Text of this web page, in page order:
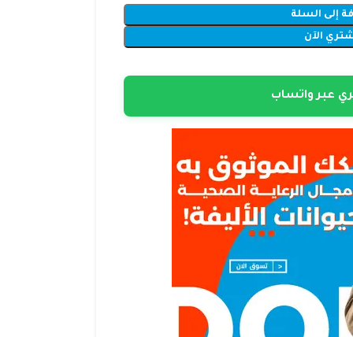
إلى السلة
الآن
عبر واتساب